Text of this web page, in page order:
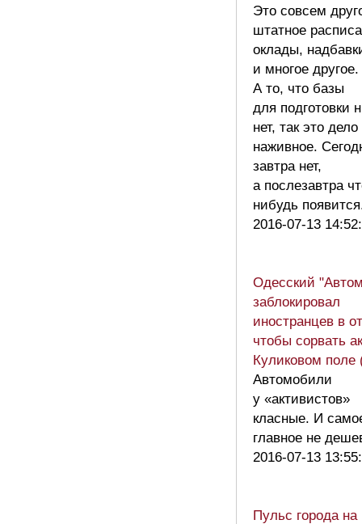
Это совсем
штатное
оклады,
и многое другое.
А то, что базы
для подготовки
нет, так это дело
наживное.
завтра нет,
а послезавтра
нибудь
2016-07-13
Одесский
заблокировал
иностранцев в
чтобы сорвать
Куликовом
Автомобили
у «активистов»
класные. И
главное не
2016-07-13
Пульс города на